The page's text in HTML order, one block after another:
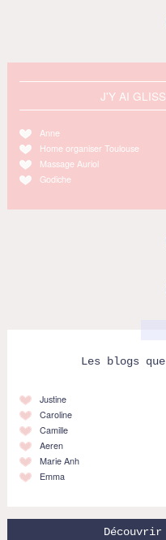
J'Y AI
Anne
Home organiser Toulouse
Massage Auriol
Godiche
Les blogs
Justine
Caroline
Camille
Aeren
Marie Anh
Emma